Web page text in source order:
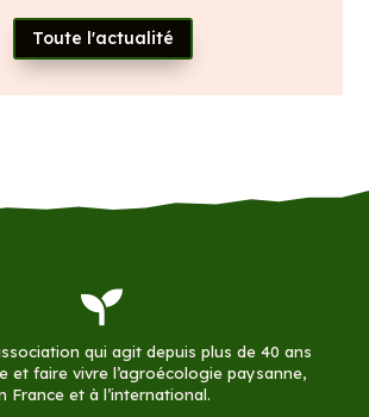
Toute l'actualité

qui agit depuis plus de 40 ans
et faire vivre l’agroécologie paysanne,
France et à l’international.